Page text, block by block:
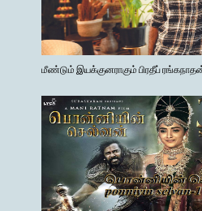
மீண்டும் இயக்குனராகும் பிரதீப்